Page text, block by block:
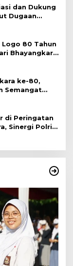
dan Dukung
Dugaan
80 Tahun
Bhayangkara
ke-80,
Semangat
Kebersamaan
di Peringatan
Sinergi Polri
Kunci Menjaga